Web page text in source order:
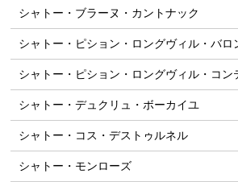
シャトー・ブラーヌ・カントナック
シャトー・ピション・ロングヴィル・バロ
シャトー・ピション・ロングヴィル・コン
シャトー・デュクリュ・ボーカイユ
シャトー・コス・デストゥルネル
シャトー・モンローズ